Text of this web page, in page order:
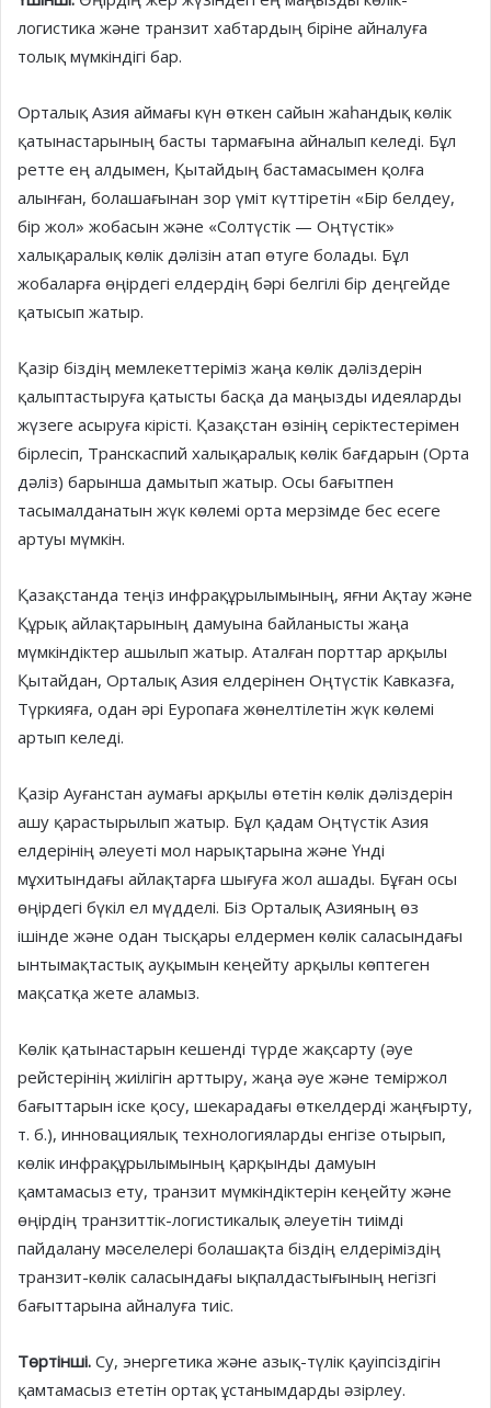
логистика және транзит хабтардың біріне айналуға
толық мүмкіндігі бар.
Орталық Азия аймағы күн өт­кен сайын жаһандық көлік
қатынас­тарының басты тармағына айналып келеді. Бұл
ретте ең алдымен, Қы­тай­дың бастамасымен қолға
алынған, болашағынан зор үміт күттіретін «Бір белдеу,
бір жол» жобасын және «Солтүстік — Оңтүстік»
халықаралық көлік дәлізін атап өтуге болады. Бұл
жобаларға өңірдегі елдердің бәрі белгілі бір деңгейде
қатысып жатыр.
Қазір біздің мемлекеттеріміз жаңа көлік дәліздерін
қалыптастыруға қа­тыс­ты басқа да маңызды идеяларды
жүзеге асыруға кірісті. Қазақстан өзі­нің серіктестерімен
бірлесіп, Транс­каспий халықаралық көлік бағдарын (Орта
дәліз) барынша дамытып жатыр. Осы бағытпен
тасымалдана­тын жүк көлемі орта мерзімде бес есеге
артуы мүмкін.
Қазақстанда теңіз инфрақұры­лымының, яғни Ақтау және
Құрық айлақтарының дамуына байланысты жаңа
мүмкіндіктер ашылып жатыр. Аталған порттар арқылы
Қытайдан, Орталық Азия елдерінен Оңтүстік Кавказға,
Түркияға, одан әрі Еуропа­ға жөнелтілетін жүк көлемі
артып келеді.
Қазір Ауғанстан аумағы арқылы өтетін көлік дәліздерін
ашу қарас­ты­­­ры­лып жатыр. Бұл қадам Оңтүс­тік Азия
елдерінің әлеуеті мол нарық­тарына және Үнді
мұхитындағы айлақтарға шығуға жол ашады. Бұған осы
өңірдегі бүкіл ел мүдделі. Біз Ор­та­лық Азияның өз
ішінде және одан тыс­қары елдермен көлік саласындағы
ын­тымақтастық ауқымын кеңейту ар­қы­лы көптеген
мақсатқа жете аламыз.
Көлік қатынастарын кешенді түр­де жақсарту (әуе
рейстерінің жиі­лігін арттыру, жаңа әуе және темір­жол
бағыттарын іске қосу, шека­ра­дағы өткелдерді жаңғырту,
т. б.), ин­но­вациялық технологиялар­ды енгізе отырып,
көлік инфрақұрылымының қарқынды дамуын
қамтамасыз ету, транзит мүмкіндіктерін кеңейту және
өңірдің транзиттік-логистикалық әлеуетін тиімді
пайдалану мәселелері болашақта біздің елдеріміздің
транзит-көлік саласындағы ықпалдастығының негізгі
бағыттарына айналуға тиіс.
Төртінші. Су, энергетика және азық-түлік қауіпсіздігін
қамтамасыз ететін ортақ ұстанымдарды әзірлеу.